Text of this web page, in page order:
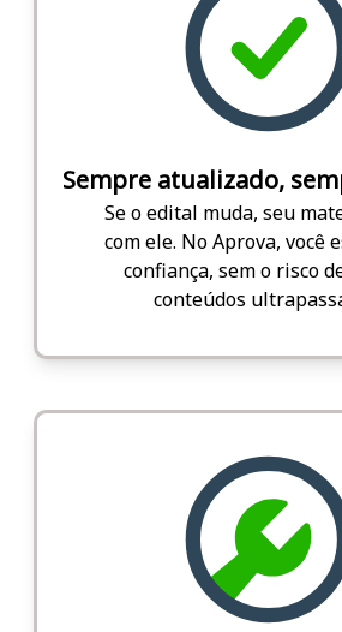
Sempre atualizado,
Se o edital muda, seu
com ele. No Aprova, você
confiança, sem o risco
conteúdos